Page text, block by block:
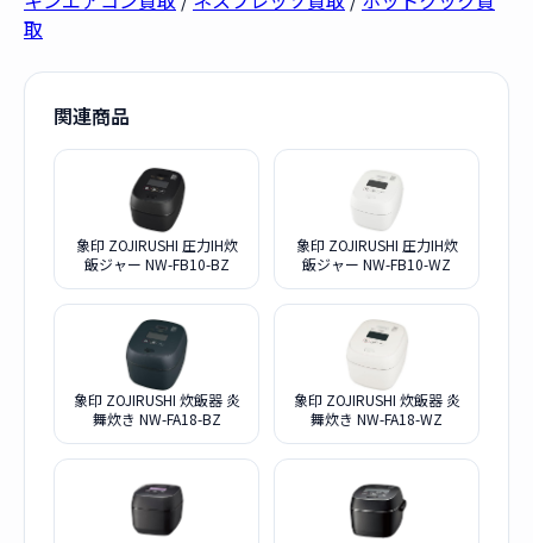
取
関連商品
象印 ZOJIRUSHI 圧力IH炊
飯ジャー NW-FB10-BZ
象印 ZOJIRUSHI 圧力IH炊
飯ジャー NW-FB10-WZ
象印 ZOJIRUSHI 炊飯器 炎
舞炊き NW-FA18-BZ
象印 ZOJIRUSHI 炊飯器 炎
舞炊き NW-FA18-WZ